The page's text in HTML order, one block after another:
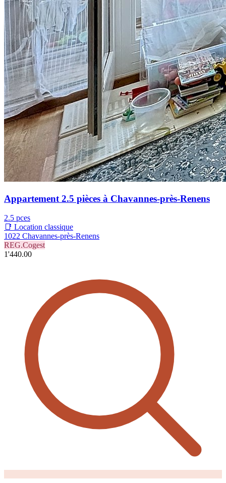
Appartement 2.5 pièces à Chavannes-près-Renens
2.5 pces
📑 Location classique
1022 Chavannes-près-Renens
REG.Cogest
1'440.00